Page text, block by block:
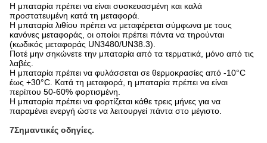
Η μπαταρία πρέπει να είναι συσκευασμένη και καλά
προστατευμένη κατά τη μεταφορά.
Η μπαταρία λιθίου πρέπει να μεταφέρεται σύμφωνα με τους
κανόνες μεταφοράς, οι οποίοι πρέπει πάντα να τηρούνται
(κωδικός μεταφοράς UN3480/UN38.3).
Ποτέ μην σηκώνετε την μπαταρία από τα τερματικά, μόνο από τις
λαβές.
Η μπαταρία πρέπει να φυλάσσεται σε θερμοκρασίες από -10°C
έως +30°C. Κατά τη μεταφορά, η μπαταρία πρέπει να είναι
περίπου 50-60% φορτισμένη.
Η μπαταρία πρέπει να φορτίζεται κάθε τρεις μήνες για να
παραμένει ενεργή ώστε να λειτουργεί πάντα στο μέγιστο.
7Σημαντικές οδηγίες.